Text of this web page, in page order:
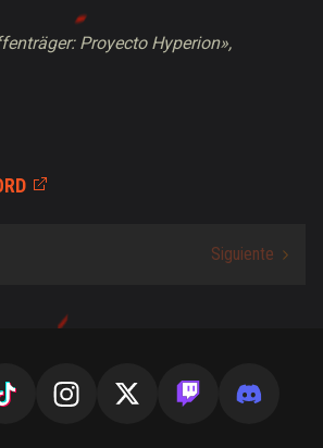
Proyecto Hyperion»,